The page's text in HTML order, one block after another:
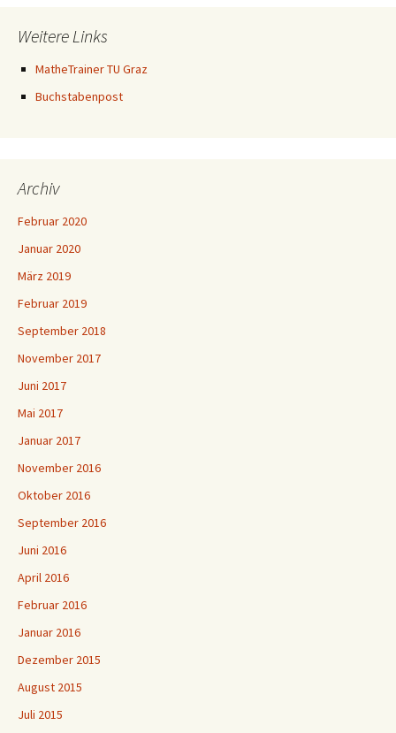
Weitere Links
MatheTrainer TU Graz
Buchstabenpost
Archiv
Februar 2020
Januar 2020
März 2019
Februar 2019
September 2018
November 2017
Juni 2017
Mai 2017
Januar 2017
November 2016
Oktober 2016
September 2016
Juni 2016
April 2016
Februar 2016
Januar 2016
Dezember 2015
August 2015
Juli 2015